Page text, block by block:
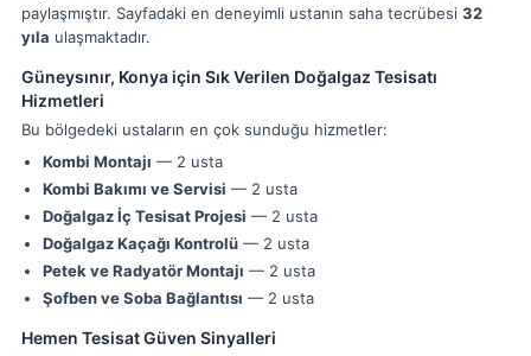
paylaşmıştır. Sayfadaki en deneyimli ustanın saha tecrübesi 32
yıla ulaşmaktadır.
Güneysınır, Konya için Sık Verilen Doğalgaz Tesisatı
Hizmetleri
Bu bölgedeki ustaların en çok sunduğu hizmetler:
Kombi Montajı — 2 usta
Kombi Bakımı ve Servisi — 2 usta
Doğalgaz İç Tesisat Projesi — 2 usta
Doğalgaz Kaçağı Kontrolü — 2 usta
Petek ve Radyatör Montajı — 2 usta
Şofben ve Soba Bağlantısı — 2 usta
Hemen Tesisat Güven Sinyalleri